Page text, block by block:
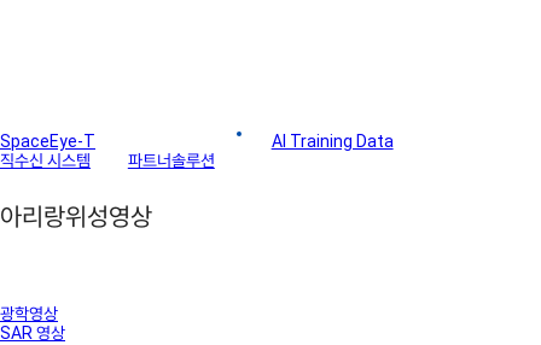
SpaceEye-T
AI Training Data
직수신 시스템
파트너솔루션
아리랑위성영상
광학영상
SAR 영상